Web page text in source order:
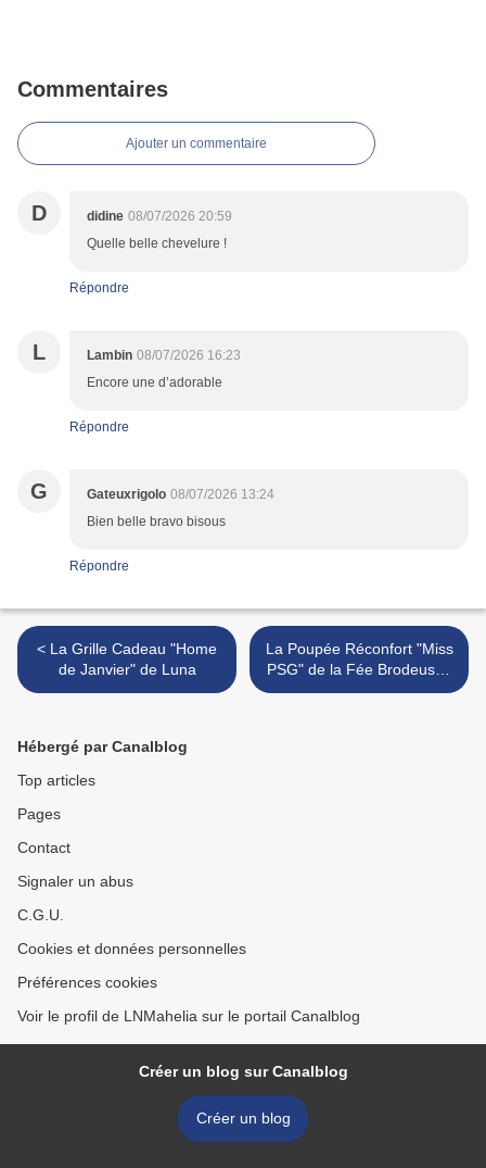
Commentaires
Ajouter un commentaire
D didine 08/07/2026 20:59
Quelle belle chevelure !
Répondre
L Lambin 08/07/2026 16:23
Encore une d’adorable
Répondre
G Gateuxrigolo 08/07/2026 13:24
Bien belle bravo bisous
Répondre
< La Grille Cadeau "Home
de Janvier" de Luna
La Poupée Réconfort "Miss
PSG" de la Fée Brodeuse !
>
Hébergé par Canalblog
Top articles
Pages
Contact
Signaler un abus
C.G.U.
Cookies et données personnelles
Préférences cookies
Voir le profil de LNMahelia sur le portail Canalblog
Créer un blog sur Canalblog
Créer un blog